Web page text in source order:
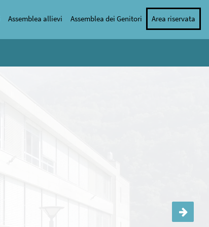
Assemblea allievi Assemblea dei Genitori Area riservata
Incontro Direttore e genitori degli allievi di